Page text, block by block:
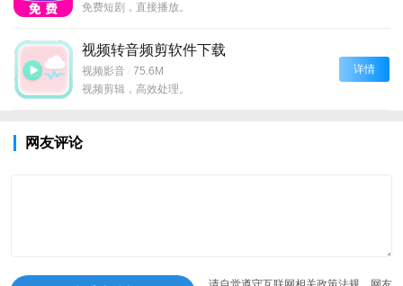
免费短剧，直接播放。
视频转音频剪软件下载
视频影音
75.6M
视频剪辑，高效处理。
详情
网友评论